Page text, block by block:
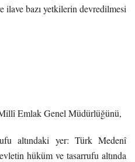
ilave bazı yetkilerin devredilmesi
Emlak Genel Müdürlüğünü,
altındaki yer: Türk Medenî
hüküm ve tasarrufu altında